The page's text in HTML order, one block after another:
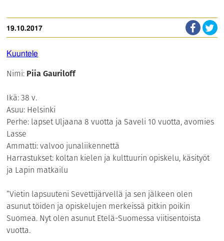
19.10.2017
Kuuntele
Nimi: Piia Gauriloff
Ikä: 38 v.
Asuu: Helsinki
Perhe: lapset Uljaana 8 vuotta ja Saveli 10 vuotta, avomies
Lasse
Ammatti: valvoo junaliikennettä
Harrastukset: koltan kielen ja kulttuurin opiskelu, käsityöt
ja Lapin matkailu
”Vietin lapsuuteni Sevettijärvellä ja sen jälkeen olen
asunut töiden ja opiskelujen merkeissä pitkin poikin
Suomea. Nyt olen asunut Etelä-Suomessa viitisentoista
vuotta.